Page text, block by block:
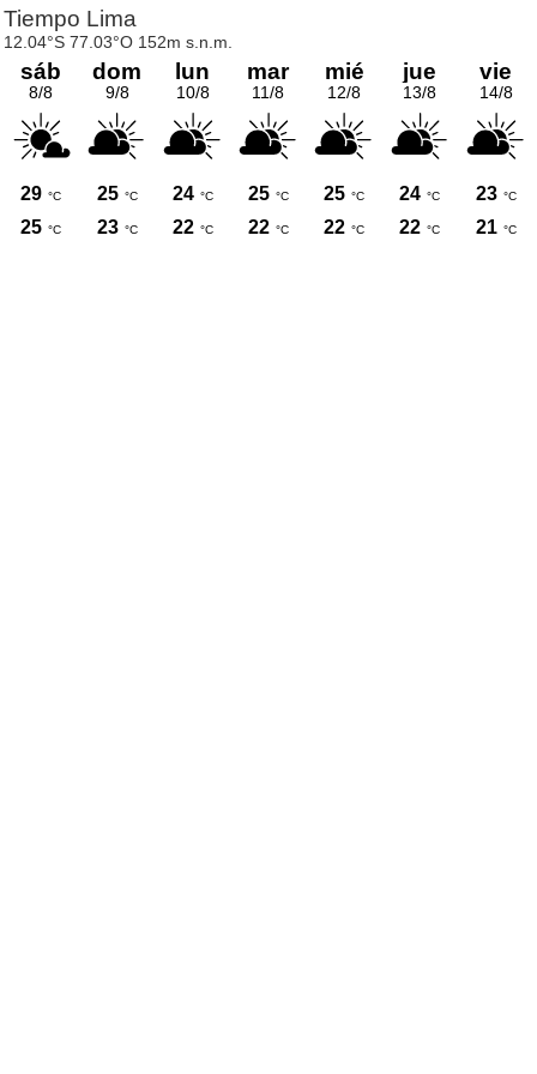
Tiempo Lima
12.04°S 77.03°O 152m s.n.m.
sáb
8/8
29 °C
25 °C
dom
9/8
25 °C
23 °C
lun
10/8
24 °C
22 °C
mar
11/8
25 °C
22 °C
mié
12/8
25 °C
22 °C
jue
13/8
24 °C
22 °C
vie
14/8
23 °C
21 °C